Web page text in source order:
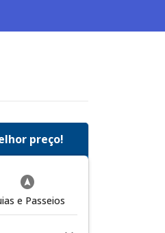
preço!
assistant_navigation
e Passeios